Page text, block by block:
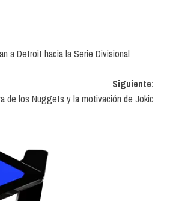
a Detroit hacia la Serie Divisional
Siguiente:
de los Nuggets y la motivación de Jokic